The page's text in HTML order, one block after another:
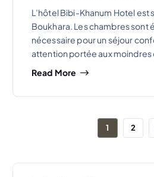
L’hôtel Bibi-Khanum Hotel est
Boukhara. Les chambres sont
nécessaire pour un séjour
attention portée aux moindres
Read More
1 2